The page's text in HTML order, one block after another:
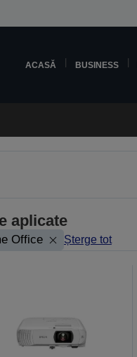
ACASĂ BUSINESS
aplicate
Office Șterge tot